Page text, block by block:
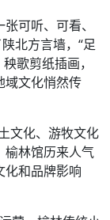
可听、可看、
北方言墙，“足
歌剪纸插画，
域文化悄然传
文化、游牧文化
榆林馆历来人气
化和品牌影响